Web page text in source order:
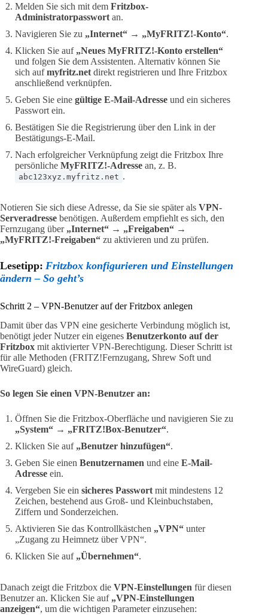
Melden Sie sich mit dem Fritzbox-
Administratorpasswort an.
Navigieren Sie zu „Internet“ → „MyFRITZ!-Konto“.
Klicken Sie auf „Neues MyFRITZ!-Konto erstellen“
und folgen Sie dem Assistenten. Alternativ können Sie
sich aufmyfritz.net direkt registrieren und Ihre Fritzbox
anschließend verknüpfen.
Geben Sie eine gültige E-Mail-Adresse und ein sicheres
Passwort ein.
Bestätigen Sie die Registrierung über den Link in der
Bestätigungs-E-Mail.
Nach erfolgreicher Verknüpfung zeigt die Fritzbox Ihre
persönliche MyFRITZ!-Adresse an, z. B.
abc123xyz.myfritz.net .
Notieren Sie sich diese Adresse, da Sie sie später als VPN-
Serveradresse benötigen. Außerdem empfiehlt es sich, den
Fernzugang über „Internet“ → „Freigaben“ →
„MyFRITZ!-Freigaben“ zu aktivieren und zu prüfen.
Lesetipp: Fritzbox konfigurieren und Einstellungen
ändern – So geht’s
Schritt 2 – VPN-Benutzer auf der Fritzbox anlegen
Damit über das VPN eine gesicherte Verbindung möglich ist,
benötigt jeder Nutzer ein eigenes Benutzerkonto auf der
Fritzbox mit aktivierter VPN-Berechtigung. Dieser Schritt ist
für alle Methoden (FRITZ!Fernzugang, Shrew Soft und
WireGuard) gleich.
So legen Sie einen VPN-Benutzer an:
Öffnen Sie die Fritzbox-Oberfläche und navigieren Sie zu
„System“ → „FRITZ!Box-Benutzer“.
Klicken Sie auf „Benutzer hinzufügen“.
Geben Sie einen Benutzernamen und eine E-Mail-
Adresse ein.
Vergeben Sie ein sicheres Passwort mit mindestens 12
Zeichen, bestehend aus Groß- und Kleinbuchstaben,
Ziffern und Sonderzeichen.
Aktivieren Sie das Kontrollkästchen „VPN“ unter
„Zugang zu Heimnetz über VPN“.
Klicken Sie auf „Übernehmen“.
Danach zeigt die Fritzbox die VPN-Einstellungen für diesen
Benutzer an. Klicken Sie auf „VPN-Einstellungen
anzeigen“, um die wichtigen Parameter einzusehen: